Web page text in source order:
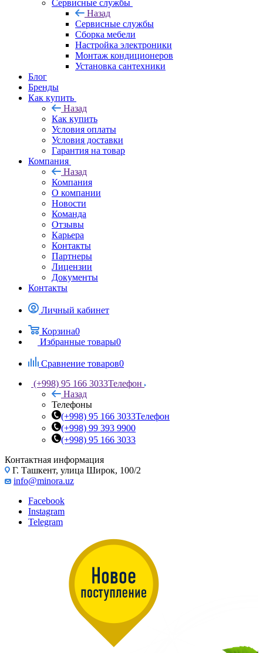
Сервисные службы
Назад
Сервисные службы
Сборка мебели
Настройка электроники
Монтаж кондиционеров
Установка сантехники
Блог
Бренды
Как купить
Назад
Как купить
Условия оплаты
Условия доставки
Гарантия на товар
Компания
Назад
Компания
О компании
Новости
Команда
Отзывы
Карьера
Контакты
Партнеры
Лицензии
Документы
Контакты
Личный кабинет
Корзина0
Избранные товары0
Сравнение товаров0
(+998) 95 166 3033Телефон
Назад
Телефоны
(+998) 95 166 3033Телефон
(+998) 99 393 9900
(+998) 95 166 3033
Контактная информация
Г. Ташкент, улица Широк, 100/2
info@minora.uz
Facebook
Instagram
Telegram